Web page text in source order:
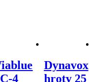
4
Dynavox
hroty 25